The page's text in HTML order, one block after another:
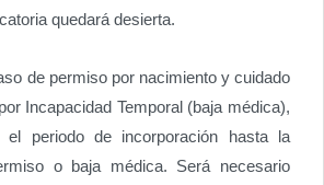
quedará desierta.
de permiso por nacimiento y cuidado
Incapacidad Temporal (baja médica),
periodo de incorporación hasta la
o baja médica. Será necesario